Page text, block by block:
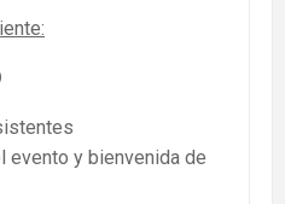
evento y bienvenida de